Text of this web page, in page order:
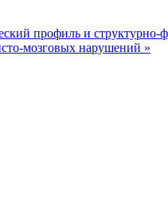
профиль и
мозговых нарушений »